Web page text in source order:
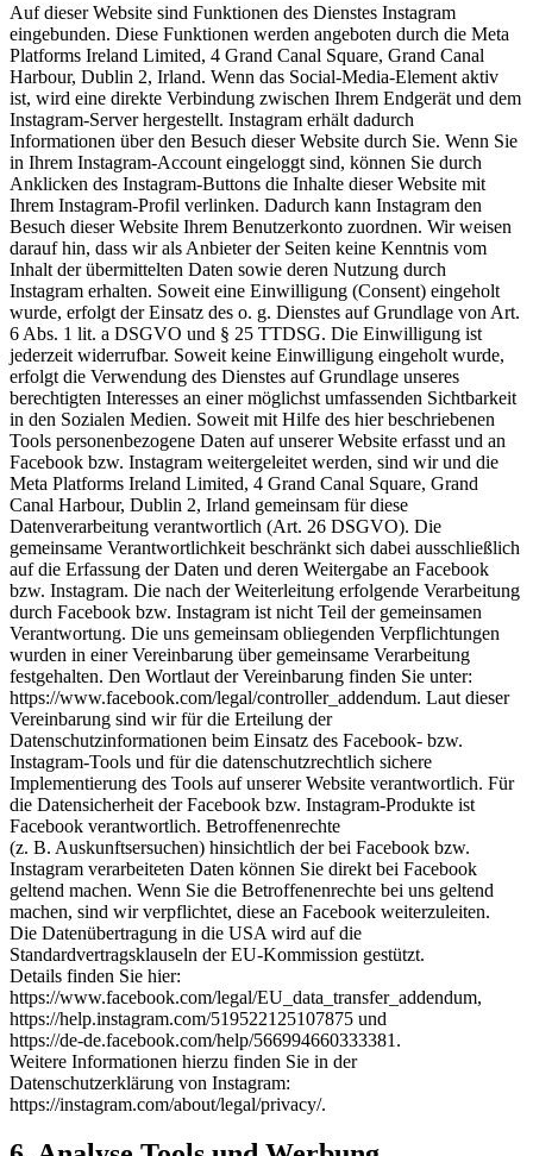
Auf dieser Website sind Funktionen des Dienstes Instagram
eingebunden. Diese Funktionen werden angeboten durch die Meta
Platforms Ireland Limited, 4 Grand Canal Square, Grand Canal
Harbour, Dublin 2, Irland. Wenn das Social-Media-Element aktiv
ist, wird eine direkte Verbindung zwischen Ihrem Endgerät und dem
Instagram-Server hergestellt. Instagram erhält dadurch
Informationen über den Besuch dieser Website durch Sie. Wenn Sie
in Ihrem Instagram-Account eingeloggt sind, können Sie durch
Anklicken des Instagram-Buttons die Inhalte dieser Website mit
Ihrem Instagram-Profil verlinken. Dadurch kann Instagram den
Besuch dieser Website Ihrem Benutzerkonto zuordnen. Wir weisen
darauf hin, dass wir als Anbieter der Seiten keine Kenntnis vom
Inhalt der übermittelten Daten sowie deren Nutzung durch
Instagram erhalten. Soweit eine Einwilligung (Consent) eingeholt
wurde, erfolgt der Einsatz des o. g. Dienstes auf Grundlage von Art.
6 Abs. 1 lit. a DSGVO und § 25 TTDSG. Die Einwilligung ist
jederzeit widerrufbar. Soweit keine Einwilligung eingeholt wurde,
erfolgt die Verwendung des Dienstes auf Grundlage unseres
berechtigten Interesses an einer möglichst umfassenden Sichtbarkeit
in den Sozialen Medien. Soweit mit Hilfe des hier beschriebenen
Tools personenbezogene Daten auf unserer Website erfasst und an
Facebook bzw. Instagram weitergeleitet werden, sind wir und die
Meta Platforms Ireland Limited, 4 Grand Canal Square, Grand
Canal Harbour, Dublin 2, Irland gemeinsam für diese
Datenverarbeitung verantwortlich (Art. 26 DSGVO). Die
gemeinsame Verantwortlichkeit beschränkt sich dabei ausschließlich
auf die Erfassung der Daten und deren Weitergabe an Facebook
bzw. Instagram. Die nach der Weiterleitung erfolgende Verarbeitung
durch Facebook bzw. Instagram ist nicht Teil der gemeinsamen
Verantwortung. Die uns gemeinsam obliegenden Verpflichtungen
wurden in einer Vereinbarung über gemeinsame Verarbeitung
festgehalten. Den Wortlaut der Vereinbarung finden Sie unter:
https://www.facebook.com/legal/controller_addendum. Laut dieser
Vereinbarung sind wir für die Erteilung der
Datenschutzinformationen beim Einsatz des Facebook- bzw.
Instagram-Tools und für die datenschutzrechtlich sichere
Implementierung des Tools auf unserer Website verantwortlich. Für
die Datensicherheit der Facebook bzw. Instagram-Produkte ist
Facebook verantwortlich. Betroffenenrechte
(z. B. Auskunftsersuchen) hinsichtlich der bei Facebook bzw.
Instagram verarbeiteten Daten können Sie direkt bei Facebook
geltend machen. Wenn Sie die Betroffenenrechte bei uns geltend
machen, sind wir verpflichtet, diese an Facebook weiterzuleiten.
Die Datenübertragung in die USA wird auf die
Standardvertragsklauseln der EU-Kommission gestützt.
Details finden Sie hier:
https://www.facebook.com/legal/EU_data_transfer_addendum,
https://help.instagram.com/519522125107875 und
https://de-de.facebook.com/help/566994660333381.
Weitere Informationen hierzu finden Sie in der
Datenschutzerklärung von Instagram:
https://instagram.com/about/legal/privacy/.